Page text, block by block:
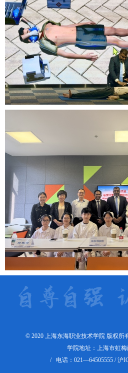
© 2020 上海东海职业技术学院 版权所
学院地址：上海市虹梅
/ 电话：021—64505555 /沪